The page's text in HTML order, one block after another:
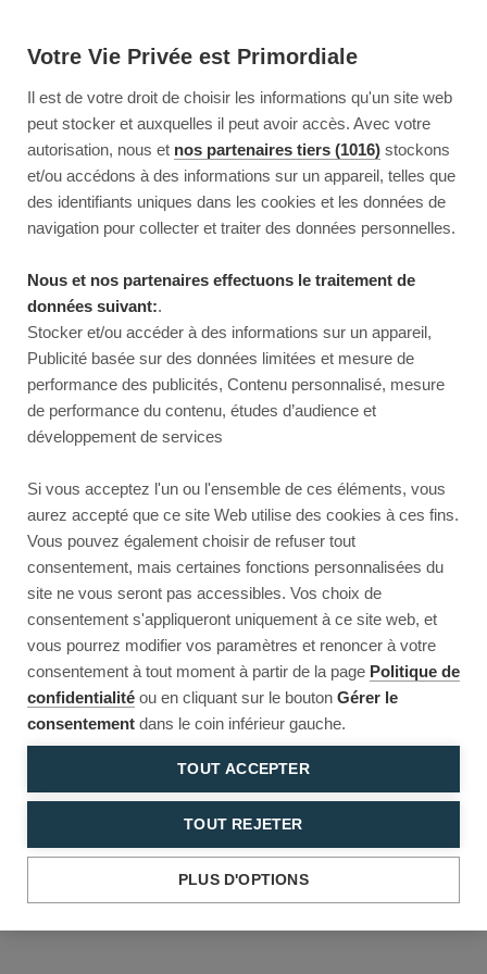
Votre Vie Privée est Primordiale
Il est de votre droit de choisir les informations qu'un site web
peut stocker et auxquelles il peut avoir accès. Avec votre
autorisation, nous et nos partenaires tiers (1016) stockons
et/ou accédons à des informations sur un appareil, telles que
des identifiants uniques dans les cookies et les données de
navigation pour collecter et traiter des données personnelles.
Nous et nos partenaires effectuons le traitement de
données suivant:.
Stocker et/ou accéder à des informations sur un appareil,
Publicité basée sur des données limitées et mesure de
performance des publicités, Contenu personnalisé, mesure
de performance du contenu, études d’audience et
développement de services
Si vous acceptez l'un ou l'ensemble de ces éléments, vous
aurez accepté que ce site Web utilise des cookies à ces fins.
Vous pouvez également choisir de refuser tout
consentement, mais certaines fonctions personnalisées du
site ne vous seront pas accessibles. Vos choix de
consentement s'appliqueront uniquement à ce site web, et
vous pourrez modifier vos paramètres et renoncer à votre
consentement à tout moment à partir de la page Politique de
confidentialité ou en cliquant sur le bouton Gérer le
consentement dans le coin inférieur gauche.
TOUT ACCEPTER
TOUT REJETER
PLUS D'OPTIONS
Reload to try again, or go back.
Reload Back